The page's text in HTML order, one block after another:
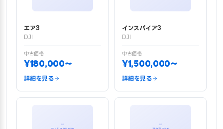
エア3
DJI
中古価格
¥180,000〜
詳細を見る
インスパイア3
DJI
中古価格
¥1,500,000〜
詳細を見る